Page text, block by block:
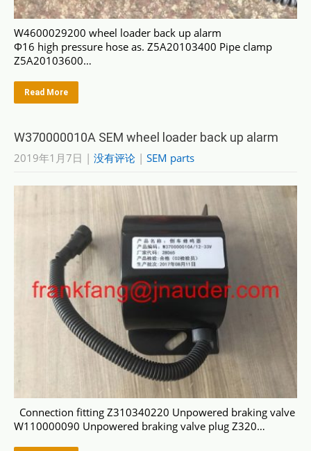
W4600029200 wheel loader back up alarm
Ф16 high pressure hose as. Z5A20103400 Pipe clamp
Z5A20103600…
Read More
W370000010A SEM wheel loader back up alarm
2019年1月7日 | 没有评论 | SEM parts
Connection fitting Z310340220 Unpowered braking valve
W110000090 Unpowered braking valve plug Z320…